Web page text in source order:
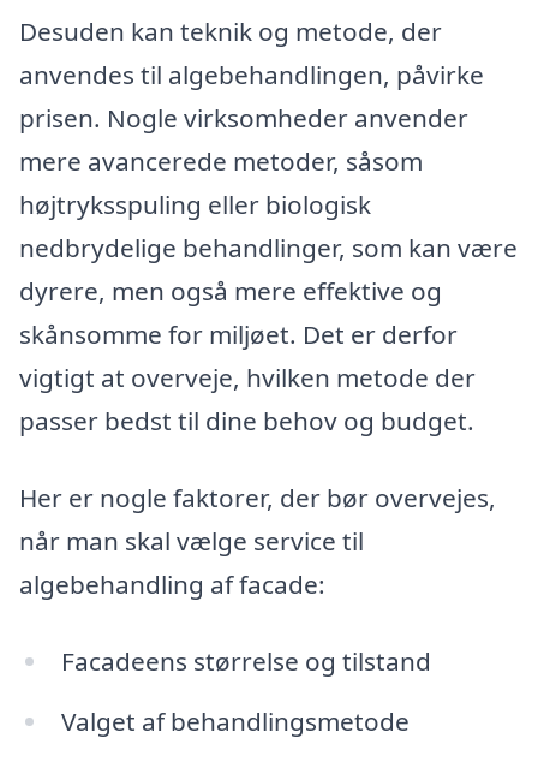
Desuden kan teknik og metode, der
anvendes til algebehandlingen, påvirke
prisen. Nogle virksomheder anvender
mere avancerede metoder, såsom
højtryksspuling eller biologisk
nedbrydelige behandlinger, som kan være
dyrere, men også mere effektive og
skånsomme for miljøet. Det er derfor
vigtigt at overveje, hvilken metode der
passer bedst til dine behov og budget.
Her er nogle faktorer, der bør overvejes,
når man skal vælge service til
algebehandling af facade:
Facadeens størrelse og tilstand
Valget af behandlingsmetode